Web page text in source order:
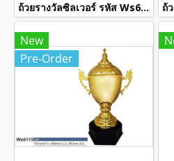
ถ้วยรางวัลซิลเวอร์ รหัส Ws6120
New
Pre-Order